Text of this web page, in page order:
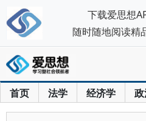
首页 法学 经济学
下载爱思想
随时随地阅读精